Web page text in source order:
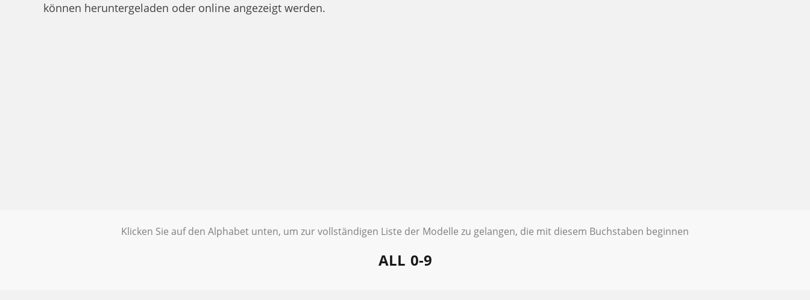
können heruntergeladen oder online angezeigt werden.
Klicken Sie auf den Alphabet unten, um zur vollständigen Liste der Modelle zu gelangen, die mit diesem Buchstaben beginnen
ALL 0-9